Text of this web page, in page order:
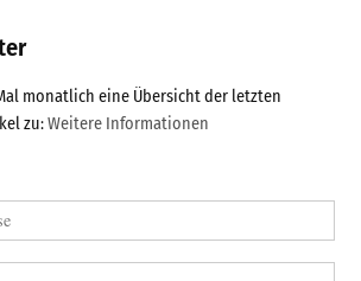
monatlich eine Übersicht der letzten
zu:Weitere Informationen